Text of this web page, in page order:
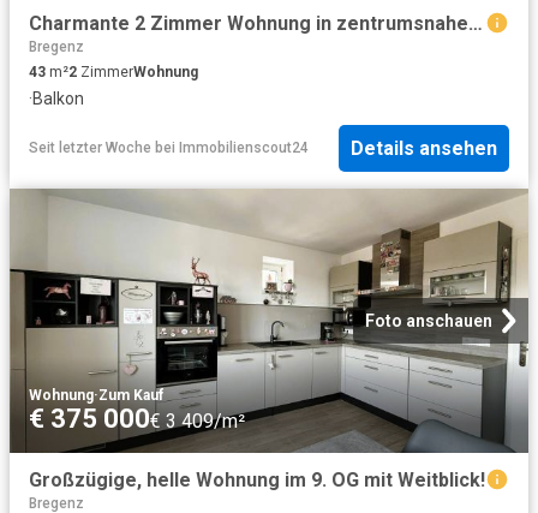
Charmante 2 Zimmer Wohnung in zentrumsnaher Lage mit begrüntem Balkon
Bregenz
43 m²2 ZimmerWohnung
·Balkon
Seit letzter Woche bei Immobilienscout24 Details ansehen
Foto anschauen
Wohnung·Zum Kauf
€ 375 000€ 3 409/m²
Großzügige, helle Wohnung im 9. OG mit Weitblick!
Bregenz